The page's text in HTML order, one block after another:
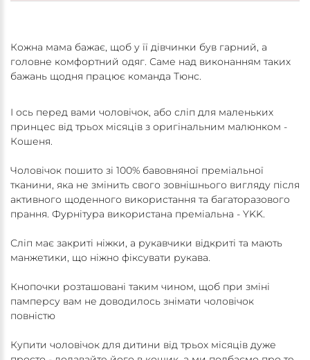
Кожна мама бажає, щоб у її дівчинки був гарний, а
головне комфортний одяг. Саме над виконанням таких
бажань щодня працює команда Тюнс.
І ось перед вами чоловічок, або сліп для маленьких
принцес від трьох місяців з оригінальним малюнком -
Кошеня.
Чоловічок пошито зі 100% бавовняної преміальної
тканини, яка не змінить свого зовнішнього вигляду після
активного щоденного використання та багаторазового
прання. Фурнітура використана преміальна - YKK.
Сліп має закриті ніжки, а рукавчики відкриті та мають
манжетики, що ніжно фіксувати рукава.
Кнопочки розташовані таким чином, щоб при зміні
памперсу вам не доводилось знімати чоловічок
повністю
Купити чоловічок для дитини від трьох місяців дуже